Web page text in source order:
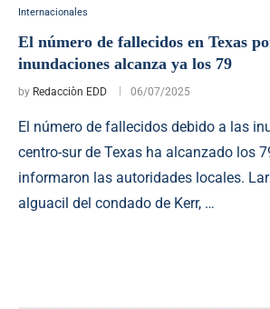
Internacionales
El número de fallecidos en Texas
inundaciones alcanza ya los 79
by Redacciòn EDD 06/07/2025
El número de fallecidos debido a las
centro-sur de Texas ha alcanzado los
informaron las autoridades locales.
alguacil del condado de Kerr, …